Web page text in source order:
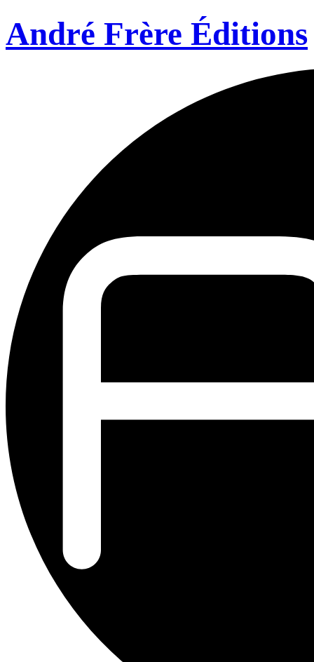
André Frère Éditions